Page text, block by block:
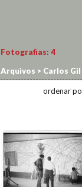
Fotografias: 4
Arquivos > Carlos Gil
Negreiros
ordenar